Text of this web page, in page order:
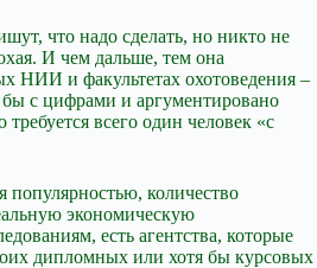
что надо сделать, но никто не
И чем дальше, тем она
НИИ и факультетах охотоведения –
бы с цифрами и аргументировано
всего один человек «с
популярностью, количество
экономическую
есть агентства, которые
дипломных или хотя бы курсовых